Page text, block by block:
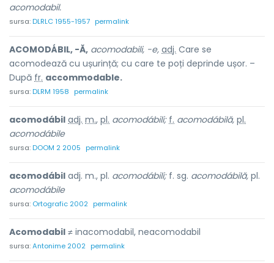
acomodabil.
sursa:DLRLC 1955-1957 permalink
ACOMODÁBIL, -Ă, acomodabili, -e, adj. Care se
acomodează cu ușurință; cu care te poți deprinde ușor. –
După fr. accommodable.
sursa:DLRM 1958 permalink
acomodábil adj. m., pl. acomodábili; f. acomodábilă, pl.
acomodábile
sursa:DOOM 2 2005 permalink
acomodábil adj. m., pl. acomodábili;f. sg. acomodábilă, pl.
acomodábile
sursa: Ortografic 2002 permalink
Acomodabil ≠ inacomodabil, neacomodabil
sursa:Antonime 2002 permalink